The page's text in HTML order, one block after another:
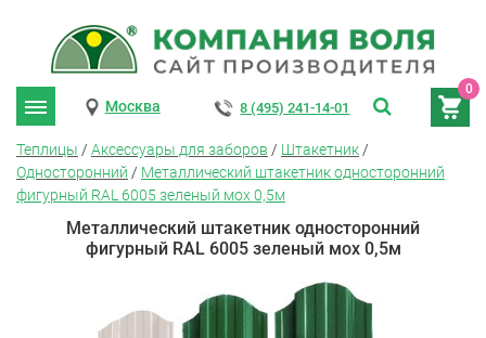
0
Москва 8 (495) 241-14-01
Теплицы / Аксессуары для заборов / Штакетник /
Односторонний / Металлический штакетник односторонний
фигурный RAL 6005 зеленый мох 0,5м
Металлический штакетник односторонний
фигурный RAL 6005 зеленый мох 0,5м